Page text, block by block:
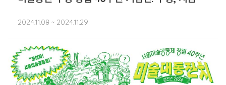
2024.11.08 ~ 2024.11.29